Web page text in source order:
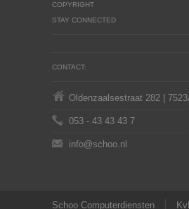
COPYRIGHT
STAY CONNECTED
CONTACT:
Oldenzaalsestraat 282 |
053 - 43 43 43 7
info@schoo.nl
Schoo Computerdiensten